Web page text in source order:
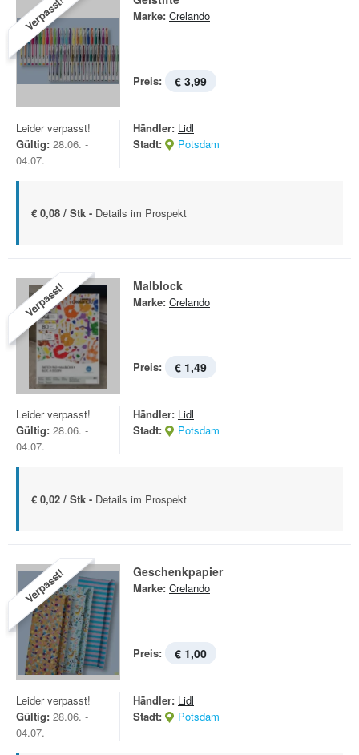
Verpasst! Marke: Crelando
Preis: € 3,99
Leider verpasst!
Gültig: 28.06. -
04.07.
Händler: Lidl
Stadt:
Potsdam
€ 0,08 / Stk - Details im Prospekt
Verpasst! Malblock
Marke: Crelando
Preis: € 1,49
Leider verpasst!
Gültig: 28.06. -
04.07.
Händler: Lidl
Stadt:
Potsdam
€ 0,02 / Stk - Details im Prospekt
Verpasst! Geschenkpapier
Marke: Crelando
Preis: € 1,00
Leider verpasst!
Gültig: 28.06. -
04.07.
Händler: Lidl
Stadt:
Potsdam